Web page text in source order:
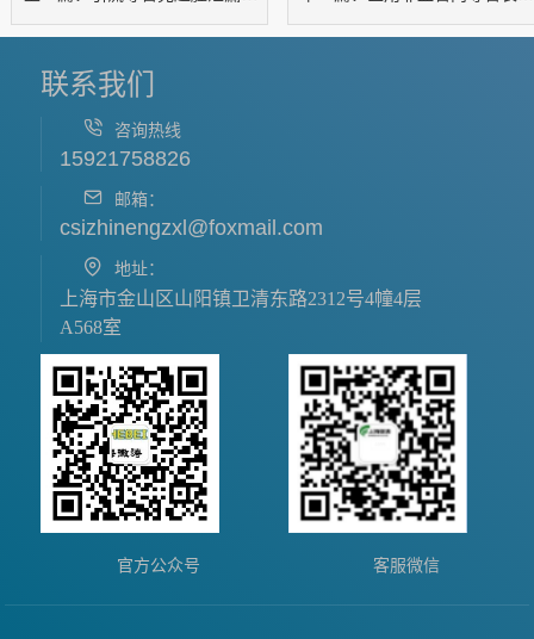
联系我们
咨询热线
15921758826
邮箱：
csizhinengzxl@foxmail.com
地址：
上海市金山区山阳镇卫清东路2312号4幢4层
A568室
官方公众号 客服微信